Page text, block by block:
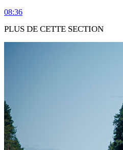
08:36
PLUS DE CETTE SECTION